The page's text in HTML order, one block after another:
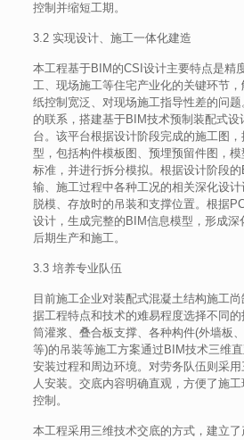
控制并缩短工期。
3.2 实现设计、施工一体化建造
本工程基于BIM的CSI设计主要特点是精
工、现场施工等住宅产业化的关键环节
纸控制宽泛、对现场施工指导性差的问
的联系，搭建基于BIM技术预制装配式设
台。该平台根据设计阶段完成的施工图
型，包括构件模板图、预埋预留件图，
标准，并进行拆分模拟。根据设计阶段
输、施工过程中各种工况的相关深化设
脱模、存放时的吊装和支撑位置。根据
设计，生成完整的BIM信息模型，形成深
后期生产和施工。
3.3 培养专业队伍
目前施工企业对装配式混凝土结构施工
据工程特点和技术的难易程度选择不同
筒灌浆、叠合板支撑、各种构件(外墙板
等)的吊装等施工方案通过BIM技术三维
安装过程和周边环境。对劳务队伍则采
人安装。交底内容明确直观，方便了施
控制。
本工程采用三维技术交底的方式，建立